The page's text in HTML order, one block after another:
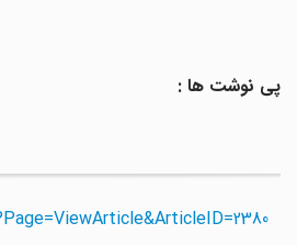
پی نوشت ها :